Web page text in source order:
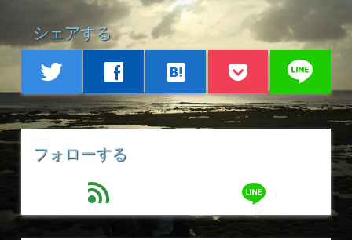
シェアする
twitter facebook hatenabookmark line
フォローする
feed line